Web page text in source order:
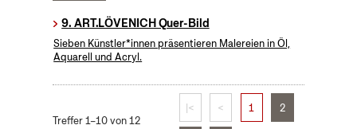
9. ART.LÖVENICH Quer-Bild
Sieben Künstler*innen präsentieren Malereien in Öl,
Aquarell und Acryl.
Treffer 1–10 von 12
|< < 1 2